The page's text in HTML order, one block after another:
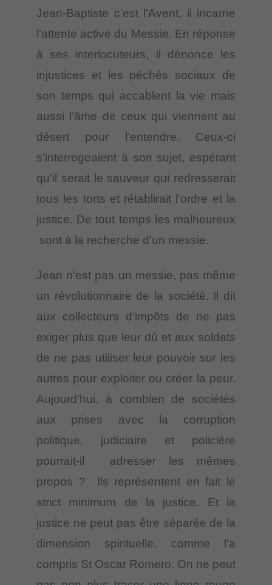
Jean-Baptiste c’est l'Avent, il incarne
l’attente active du Messie. En réponse
à ses interlocuteurs, il dénonce les
injustices et les péchés sociaux de
son temps qui accablent la vie mais
aussi l’âme de ceux qui viennent au
désert pour l’entendre. Ceux-ci
s'interrogeaient à son sujet, espérant
qu'il serait le sauveur qui redresserait
tous les torts et rétablirait l'ordre et la
justice. De tout temps les malheureux
sont à la recherche d'un messie.
Jean n'est pas un messie, pas même
un révolutionnaire de la société. Il dit
aux collecteurs d'impôts de ne pas
exiger plus que leur dû et aux soldats
de ne pas utiliser leur pouvoir sur les
autres pour exploiter ou créer la peur.
Aujourd’hui, à combien de sociétés
aux prises avec la corruption
politique, judiciaire et policière
pourrait-il adresser les mêmes
propos ? Ils représentent en fait le
strict minimum de la justice. Et la
justice ne peut pas être séparée de la
dimension spirituelle, comme l'a
compris St Oscar Romero. On ne peut